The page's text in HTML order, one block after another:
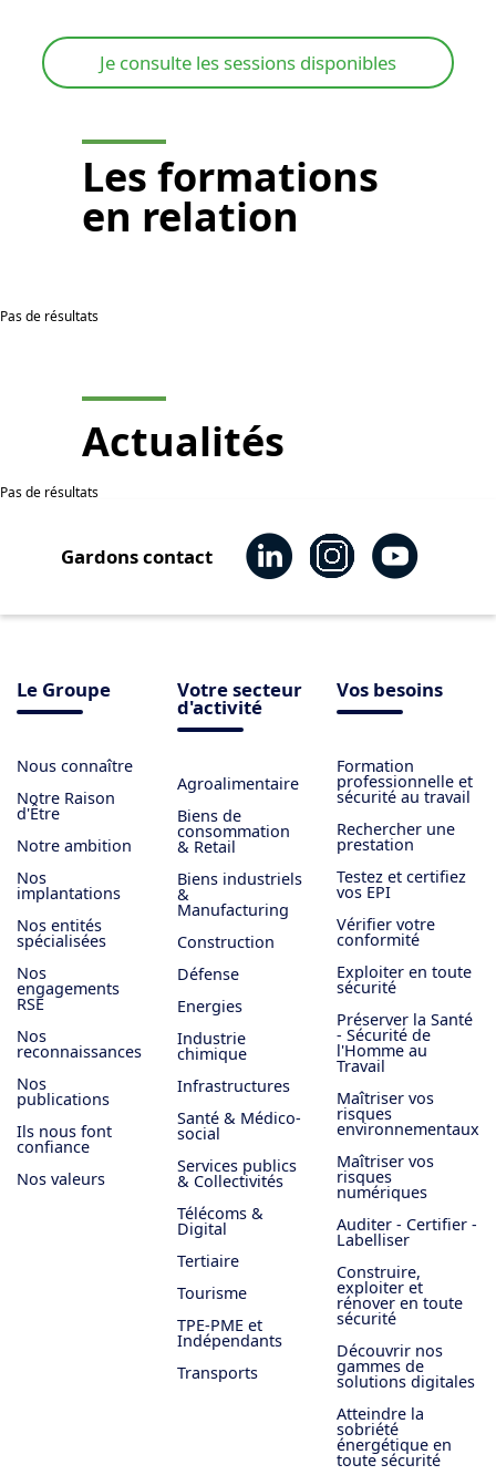
Je consulte les sessions disponibles
Les formations
en relation
Pas de résultats
Actualités
Pas de résultats
Gardons contact
Le Groupe
Nous connaître
Notre Raison
d'Être
Notre ambition
Nos
implantations
Nos entités
spécialisées
Nos
engagements
RSE
Nos
reconnaissances
Nos
publications
Ils nous font
confiance
Nos valeurs
Votre secteur
d'activité
Agroalimentaire
Biens de
consommation
& Retail
Biens industriels
&
Manufacturing
Construction
Défense
Energies
Industrie
chimique
Infrastructures
Santé & Médico-
social
Services publics
& Collectivités
Télécoms &
Digital
Tertiaire
Tourisme
TPE-PME et
Indépendants
Transports
Vos besoins
Formation
professionnelle et
sécurité au travail
Rechercher une
prestation
Testez et certifiez
vos EPI
Vérifier votre
conformité
Exploiter en toute
sécurité
Préserver la Santé
- Sécurité de
l'Homme au
Travail
Maîtriser vos
risques
environnementaux
Maîtriser vos
risques
numériques
Auditer - Certifier -
Labelliser
Construire,
exploiter et
rénover en toute
sécurité
Découvrir nos
gammes de
solutions digitales
Atteindre la
sobriété
énergétique en
toute sécurité